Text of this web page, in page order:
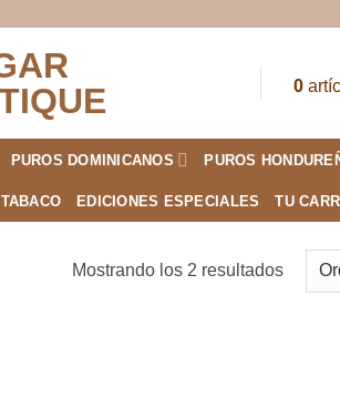
0
PUROS DOMINICANOS PUROS
TABACO EDICIONES ESPECIALES TU
Mostrando los 2 resultados
por